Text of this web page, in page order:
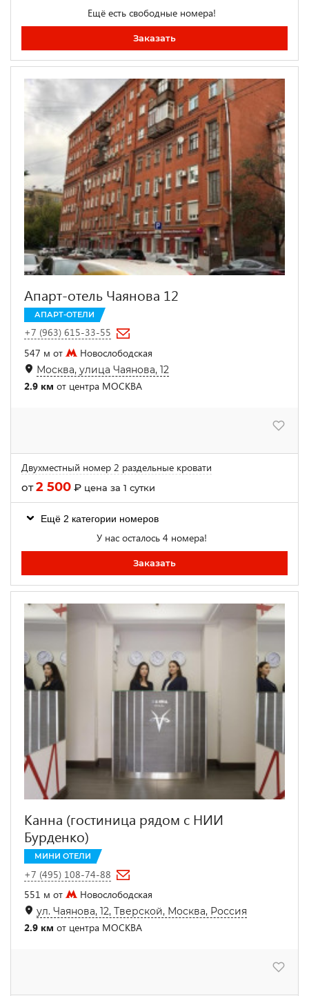
Ещё есть свободные номера!
Заказать
Апарт-отель Чаянова 12
АПАРТ-ОТЕЛИ
+7 (963) 615-33-55
547 м от
Новослободская
Москва, улица Чаянова, 12
2.9 км от центра МОСКВА
Двухместный номер 2 раздельные кровати
от2 500 ₽ цена за 1 сутки
Ещё 2 категории номеров
У нас осталось 4 номера!
Заказать
Канна (гостиница рядом с НИИ
Бурденко)
МИНИ ОТЕЛИ
+7 (495) 108-74-88
551 м от
Новослободская
ул. Чаянова, 12, Тверской, Москва, Россия
2.9 км от центра МОСКВА